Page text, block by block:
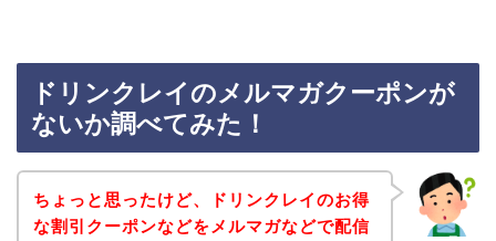
ドリンクレイのメルマガクーポンが
ないか調べてみた！
ちょっと思ったけど、ドリンクレイのお得
な割引クーポンなどをメルマガなどで配信